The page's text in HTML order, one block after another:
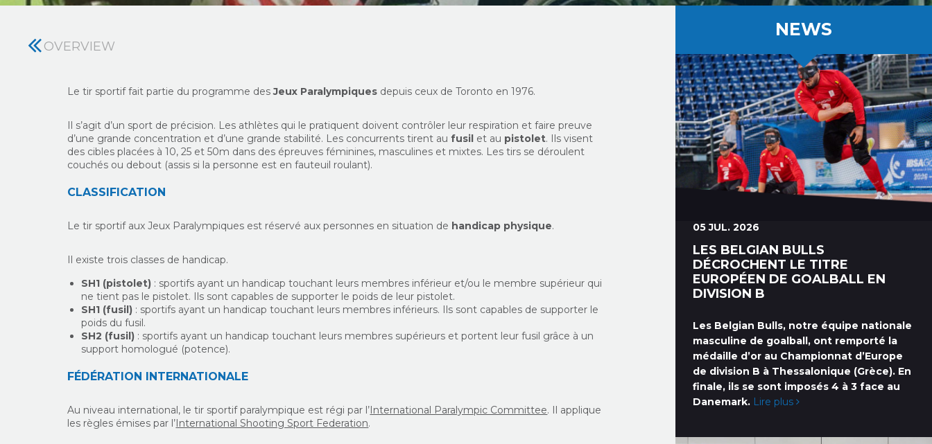
OVERVIEW
Le tir sportif fait partie du programme desJeux Paralympiques depuis ceux de Toronto en 1976.
Il s’agit d’un sport de précision. Les athlètes qui le pratiquent doivent contrôler leur respiration et faire preuve
d’une grande concentration et d’une grande stabilité. Les concurrents tirent aufusil et au pistolet. Ils visent
des cibles placées à 10, 25 et 50m dans des épreuves féminines, masculines et mixtes. Les tirs se déroulent
couchés ou debout (assis si la personne est en fauteuil roulant).
CLASSIFICATION
Le tir sportif aux Jeux Paralympiques est réservé aux personnes en situation de handicap physique.
Il existe trois classes de handicap.
SH1 (pistolet) : sportifs ayant un handicap touchant leurs membres inférieur et/ou le membre supérieur qui
ne tient pas le pistolet. Ils sont capables de supporter le poids de leur pistolet.
SH1 (fusil) : sportifs ayant un handicap touchant leurs membres inférieurs. Ils sont capables de supporter le
poids du fusil.
SH2 (fusil) : sportifs ayant un handicap touchant leurs membres supérieurs et portent leur fusil grâce à un
support homologué (potence).
FÉDÉRATION INTERNATIONALE
Au niveau international, le tir sportif paralympique est régi par l’International Paralympic Committee. Il applique
les règles émises par l’International Shooting Sport Federation.
NEWS
05 JUL. 2026
LES BELGIAN BULLS
DÉCROCHENT LE TITRE
EUROPÉEN DE GOALBALL EN
DIVISION B
Les Belgian Bulls, notre équipe nationale
masculine de goalball, ont remporté la
médaille d’or au Championnat d’Europe
de division B à Thessalonique (Grèce). En
finale, ils se sont imposés 4 à 3 face au
Danemark. Lire plus